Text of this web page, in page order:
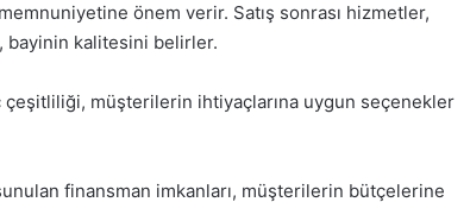
önem verir. Satış sonrası hizmetler,
kalitesini belirler.
müşterilerin ihtiyaçlarına uygun seçenekler
finansman imkanları, müşterilerin bütçelerine